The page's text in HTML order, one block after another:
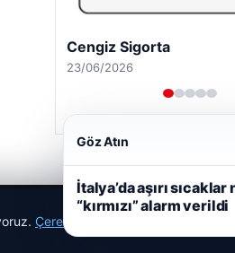
Cengiz Sigorta
23/06/2026
Çerez Politikamız
Göz Atın
İtalya’da aşırı
“kırmızı” alarm verildi